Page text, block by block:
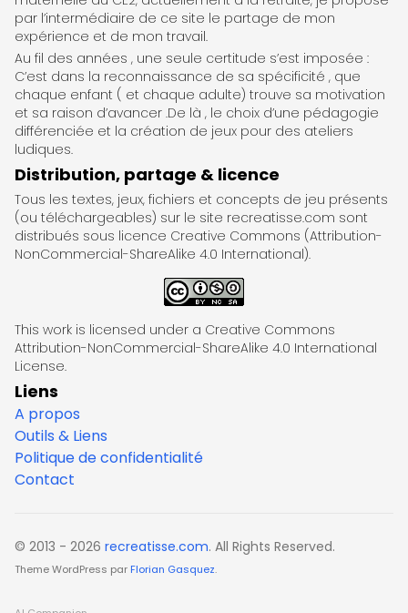
par l’intermédiaire de ce site le partage de mon
expérience et de mon travail.
Au fil des années , une seule certitude s’est imposée :
C’est dans la reconnaissance de sa spécificité , que
chaque enfant ( et chaque adulte) trouve sa motivation
et sa raison d’avancer .De là , le choix d’une pédagogie
différenciée et la création de jeux pour des ateliers
ludiques.
Distribution, partage & licence
Tous les textes, jeux, fichiers et concepts de jeu présents
(ou téléchargeables) sur le site recreatisse.com sont
distribués sous licence Creative Commons (Attribution-
NonCommercial-ShareAlike 4.0 International).
This work is licensed under a Creative Commons
Attribution-NonCommercial-ShareAlike 4.0 International
License.
Liens
A propos
Outils & Liens
Politique de confidentialité
Contact
© 2013 - 2026 recreatisse.com. All Rights Reserved.
Theme WordPress par Florian Gasquez.